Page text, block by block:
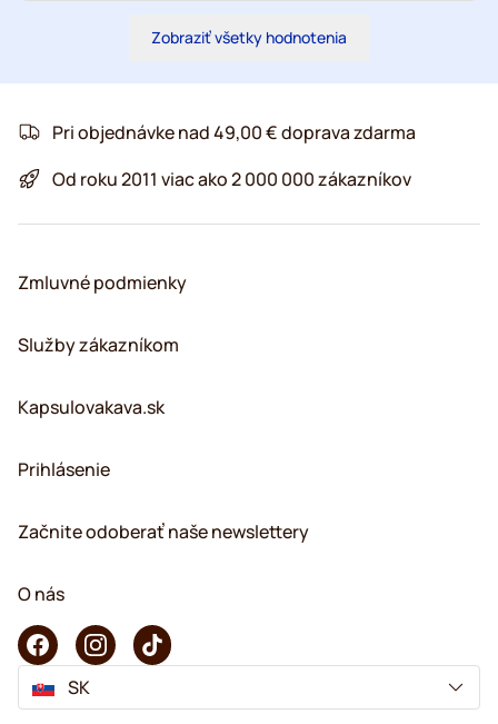
Zobraziť všetky hodnotenia
Pri objednávke nad 49,00 € doprava zdarma
Od roku 2011 viac ako 2 000 000 zákazníkov
Zmluvné podmienky
Služby zákazníkom
Kapsulovakava.sk
Prihlásenie
Začnite odoberať naše newslettery
O nás
SK